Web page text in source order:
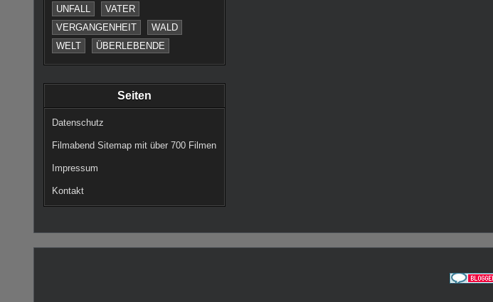
UNFALL
VATER
VERGANGENHEIT
WALD
WELT
ÜBERLEBENDE
Seiten
Datenschutz
Filmabend Sitemap mit über 700 Filmen
Impressum
Kontakt